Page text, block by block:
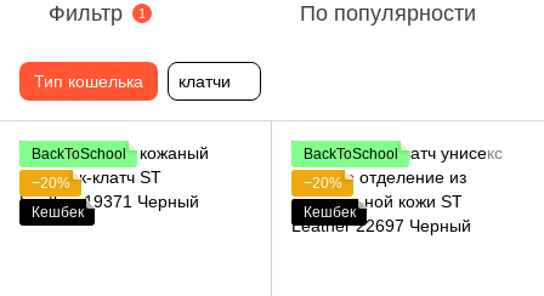
Фильтр 1 По популярности
Тип кошелька клатчи
BackToSchool
−20%
Кешбек
BackToSchool
−20%
Кешбек